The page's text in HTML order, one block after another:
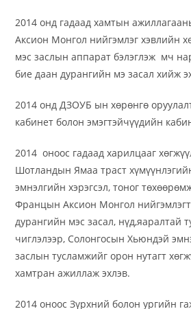
2014 онд гадаад хамтын
Аксион Монгол нийгэмлэг хэвлийн
мэс заслын аппарат бэлэглэж мч
бие даан дурангийн мэ засал хийж
2014 онд ДЗОУБ ын хөрөнгө
кабинет болон эмэгтэйчүүдийн
2014 оноос гадаад харилцааг
Шотландын Ямаа траст
эмнэлгийн хэрэгсэл, тоног
Францын Аксион Монгол
дурангийн мэс засал, нүд,яаралтай
чиглэлээр, Солонгосын Хьюндэй
заслын тусламжийг орон нутагт
хамтран ажиллаж эхлэв.
2014 оноос Зүрхний болон ургийн